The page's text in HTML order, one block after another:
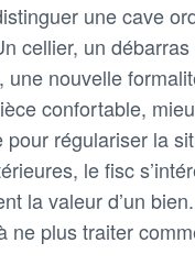
une cave
cellier, un
nouvelle
confortable,
régulariser la
le fisc
la valeur d’un
ne plus traiter